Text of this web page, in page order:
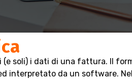
soli) i dati di una fattura. Il
interpretato da un software.